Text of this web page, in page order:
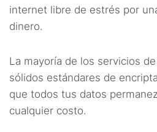
internet libre de estrés por
dinero.
La mayoría de los servicios
sólidos estándares de
que todos tus datos
cualquier costo.